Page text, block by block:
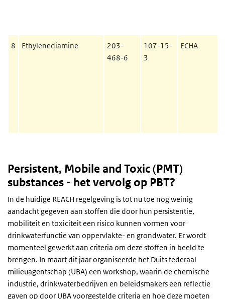
8 Ethylenediamine
203-
468-6
107-15-
3
ECHA
Persistent, Mobile and Toxic (PMT)
substances - het vervolg op PBT?
In de huidige REACH regelgeving is tot nu toe nog weinig
aandacht gegeven aan stoffen die door hun persistentie,
mobiliteit en toxiciteit een risico kunnen vormen voor
drinkwaterfunctie van oppervlakte- en grondwater. Er wordt
momenteel gewerkt aan criteria om deze stoffen in beeld te
brengen. In maart dit jaar organiseerde het Duits federaal
milieuagentschap (UBA) een workshop, waarin de chemische
industrie, drinkwaterbedrijven en beleidsmakers een reflectie
gaven op door UBA voorgestelde criteria en hoe deze moeten